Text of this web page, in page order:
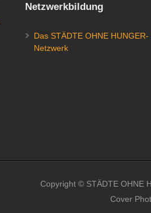
Netzwerkbildung
Das STÄDTE OHNE HUNGER-
Netzwerk
Copyright © STÄDTE OHNE
Cover